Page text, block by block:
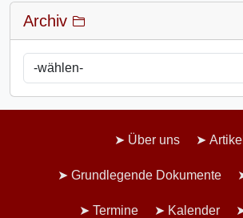
Archiv
Über uns Artikel
Grundlegende Dokumente
Termine Kalender